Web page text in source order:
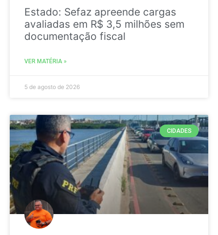
Estado: Sefaz apreende cargas
avaliadas em R$ 3,5 milhões sem
documentação fiscal
VER MATÉRIA »
5 de agosto de 2026
CIDADES